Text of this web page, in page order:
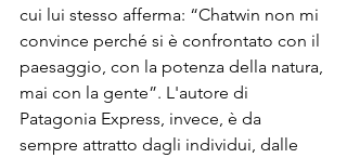
cui lui stesso afferma: “Chatwin non mi
convince perché si è confrontato con il
paesaggio, con la potenza della natura,
mai con la gente”. L'autore di
Patagonia Express, invece, è da
sempre attratto dagli individui, dalle